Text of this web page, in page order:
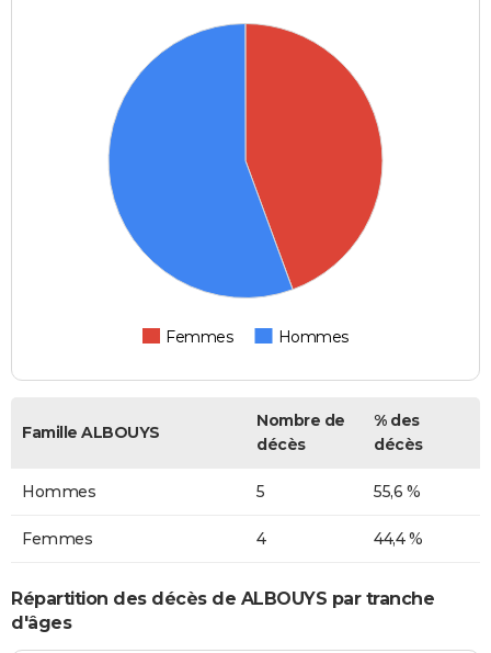
Femmes Hommes
Famille ALBOUYS
Nombre de
décès
% des
décès
Hommes 5 55,6 %
Femmes 4 44,4 %
Répartition des décès de ALBOUYS par tranche
d'âges